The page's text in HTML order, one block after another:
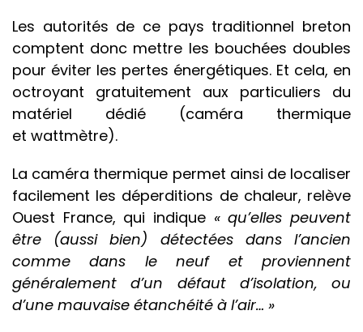
Les autorités de ce pays traditionnel breton
comptent donc mettre les bouchées doubles
pour éviter les pertes énergétiques. Et cela, en
octroyant gratuitement aux particuliers du
matériel dédié (caméra thermique
et wattmètre).
La caméra thermique permet ainsi de localiser
facilement les déperditions de chaleur, relève
Ouest France, qui indique « qu’elles peuvent
être (aussi bien) détectées dans l’ancien
comme dans le neuf et proviennent
généralement d’un défaut d’isolation, ou
d’une mauvaise étanchéité à l’air… »